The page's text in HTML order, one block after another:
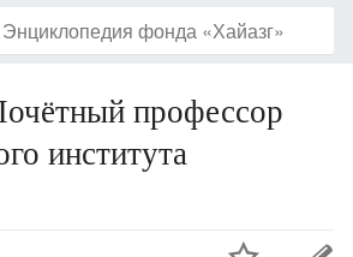
профессор
института